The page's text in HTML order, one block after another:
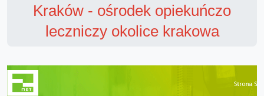
Kraków - ośrodek opiekuńczo
leczniczy okolice krakowa